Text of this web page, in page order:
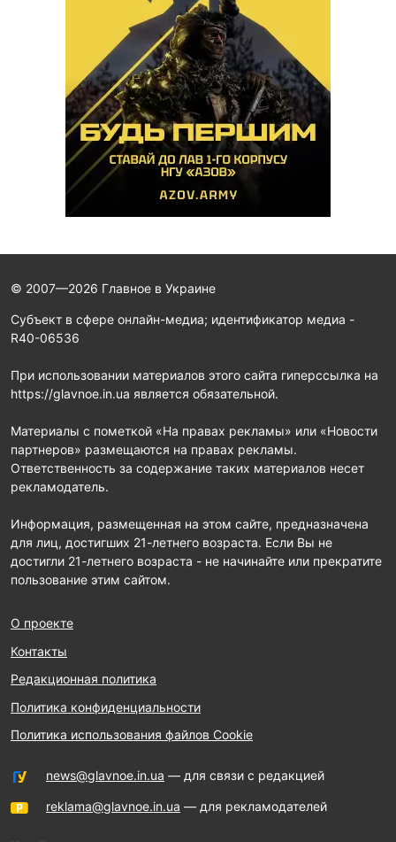
© 2007—2026 Главное в Украине
Субъект в сфере онлайн-медиа; идентификатор медиа -
R40-06536
При использовании материалов этого сайта гиперссылка на
https://glavnoe.in.ua является обязательной.
Материалы с пометкой «На правах рекламы» или «Новости
партнеров» размещаются на правах рекламы.
Ответственность за содержание таких материалов несет
рекламодатель.
Информация, размещенная на этом сайте, предназначена
для лиц, достигших 21-летнего возраста. Если Вы не
достигли 21-летнего возраста - не начинайте или прекратите
пользование этим сайтом.
О проекте
Контакты
Редакционная политика
Политика конфиденциальности
Политика использования файлов Cookie
news@glavnoe.in.ua — для связи с редакцией
reklama@glavnoe.in.ua — для рекламодателей